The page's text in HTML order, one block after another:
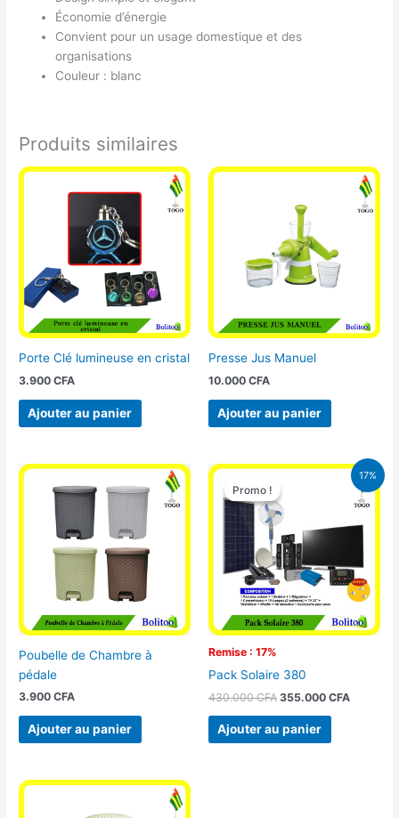
Économie d’énergie
Convient pour un usage domestique et des
organisations
Couleur : blanc
Produits similaires
Porte Clé lumineuse en cristal
3.900CFA
Ajouter au panier
Presse Jus Manuel
10.000 CFA
Ajouter au panier
Poubelle de Chambre à
pédale
3.900CFA
Ajouter au panier
17%
Promo !
Remise : 17%
Promo !
Pack Solaire 380
430.000CFA
Le
initial
était :
430.000 CFA.
355.000 CFA
Le
prix
actuel
est :
355.000
Ajouter au panier